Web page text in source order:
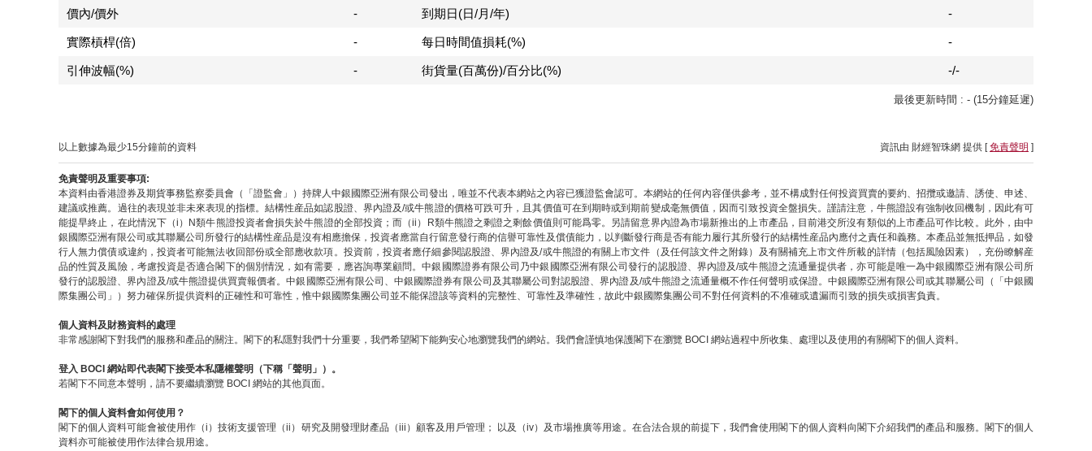
價內/價外 - 到期日(日/月/年) -
實際槓桿(倍) - 每日時間值損耗(%) -
引伸波幅(%) - 街貨量(百萬份)/百分比(%) -/-
最後更新時間 : - (15分鐘延遲)
以上數據為最少15分鐘前的資料 資訊由 財經智珠網 提供 [免責聲明 ]
免責聲明及重要事項:
本資料由香港證券及期貨事務監察委員會（「證監會」）持牌人中銀國際亞洲有限公司發出，唯並不代表本網站之內容已獲證監會認可。本網站的任何內容僅供參考，並不構成對任何投資買賣的要約、招攬或邀請、誘使、申述、
建議或推薦。過往的表現並非未來表現的指標。結構性産品如認股證、界內證及/或牛熊證的價格可跌可升，且其價值可在到期時或到期前變成毫無價值，因而引致投資全盤損失。謹請注意，牛熊證設有強制收回機制，因此有可
能提早終止，在此情況下（i）N類牛熊證投資者會損失於牛熊證的全部投資；而（ii）R類牛熊證之剩證之剩餘價值則可能爲零。另請留意界內證為市場新推出的上市產品，目前港交所沒有類似的上市產品可作比較。此外，由中
銀國際亞洲有限公司或其聯屬公司所發行的結構性産品是沒有相應擔保，投資者應當自行留意發行商的信譽可靠性及償債能力，以判斷發行商是否有能力履行其所發行的結構性産品內應付之責任和義務。本產品並無抵押品，如發
行人無力償債或違約，投資者可能無法收回部份或全部應收款項。投資前，投資者應仔細參閱認股證、界內證及/或牛熊證的有關上市文件（及任何該文件之附錄）及有關補充上市文件所載的詳情（包括風險因素），充份瞭解産
品的性質及風險，考慮投資是否適合閣下的個別情況，如有需要，應咨詢專業顧問。中銀國際證券有限公司乃中銀國際亞洲有限公司發行的認股證、界內證及/或牛熊證之流通量提供者，亦可能是唯一為中銀國際亞洲有限公司所
發行的認股證、界內證及/或牛熊證提供買賣報價者。中銀國際亞洲有限公司、中銀國際證券有限公司及其聯屬公司對認股證、界內證及/或牛熊證之流通量概不作任何聲明或保證。中銀國際亞洲有限公司或其聯屬公司（「中銀國
際集團公司」）努力確保所提供資料的正確性和可靠性，惟中銀國際集團公司並不能保證該等資料的完整性、可靠性及準確性，故此中銀國際集團公司不對任何資料的不准確或遺漏而引致的損失或損害負責。
個人資料及財務資料的處理
非常感謝閣下對我們的服務和產品的關注。閣下的私隱對我們十分重要，我們希望閣下能夠安心地瀏覽我們的網站。我們會謹慎地保護閣下在瀏覽 BOCI 網站過程中所收集、處理以及使用的有關閣下的個人資料。
登入 BOCI 網站即代表閣下接受本私隱權聲明（下稱「聲明」）。
若閣下不同意本聲明，請不要繼續瀏覽 BOCI 網站的其他頁面。
閣下的個人資料會如何使用？
閣下的個人資料可能會被使用作（i）技術支援管理（ii）研究及開發理財產品（iii）顧客及用戶管理； 以及（iv）及市場推廣等用途。在合法合規的前提下，我們會使用閣下的個人資料向閣下介紹我們的產品和服務。閣下的個人
資料亦可能被使用作法律合規用途。